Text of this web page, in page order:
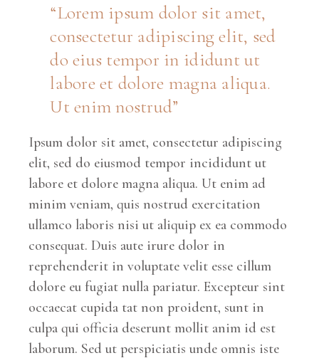
“Lorem ipsum dolor sit amet,
consectetur adipiscing elit, sed
do eius tempor in ididunt ut
labore et dolore magna aliqua.
Ut enim nostrud”
Ipsum dolor sit amet, consectetur adipiscing
elit, sed do eiusmod tempor incididunt ut
labore et dolore magna aliqua. Ut enim ad
minim veniam, quis nostrud exercitation
ullamco laboris nisi ut aliquip ex ea commodo
consequat. Duis aute irure dolor in
reprehenderit in voluptate velit esse cillum
dolore eu fugiat nulla pariatur. Excepteur sint
occaecat cupida tat non proident, sunt in
culpa qui officia deserunt mollit anim id est
laborum. Sed ut perspiciatis unde omnis iste